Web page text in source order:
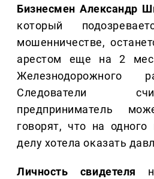
Бизнесмен Александр
который
мошенничестве,
арестом еще на 2
Железнодорожного
Следователи
предприниматель
говорят, что на одного
делу хотела оказать
Личность свидетеля